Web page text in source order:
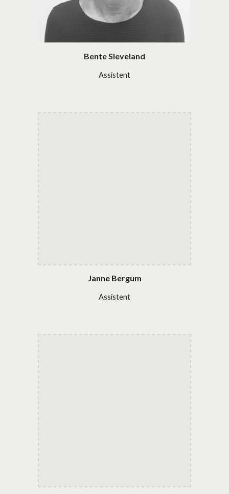
Bente Sleveland
Assistent
Janne Bergum
Assistent